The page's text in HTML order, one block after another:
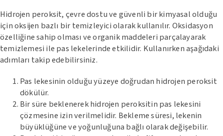
Hidrojen peroksit, çevre dostu ve güvenli bir kimyasal olduğu
için oksijen bazlı bir temizleyici olarak kullanılır. Oksidasyon
özelliğine sahip olması ve organik maddeleri parçalayarak
temizlemesi ile pas lekelerinde etkilidir. Kullanırken aşağıdaki
adımları takip edebilirsiniz.
Pas lekesinin olduğu yüzeye doğrudan hidrojen peroksit
dökülür.
Bir süre beklenerek hidrojen peroksitin pas lekesini
çözmesine izin verilmelidir. Bekleme süresi, lekenin
büyüklüğüne ve yoğunluğuna bağlı olarak değişebilir.